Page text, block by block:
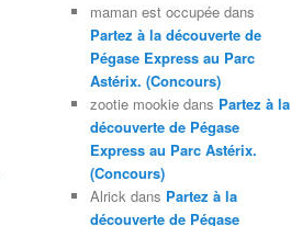
maman est occupée dans
Partez à la découverte de
Pégase Express au Parc
Astérix. (Concours)
zootie mookie dans Partez à la
découverte de Pégase
Express au Parc Astérix.
(Concours)
Alrick dans Partez à la
découverte de Pégase